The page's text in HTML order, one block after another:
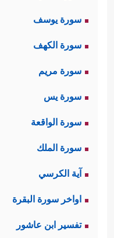
سورة يوسف
سورة الكهف
سورة مريم
سورة يس
سورة الواقعة
سورة الملك
آية الكرسي
اواخر سورة البقرة
تفسير ابن عاشور